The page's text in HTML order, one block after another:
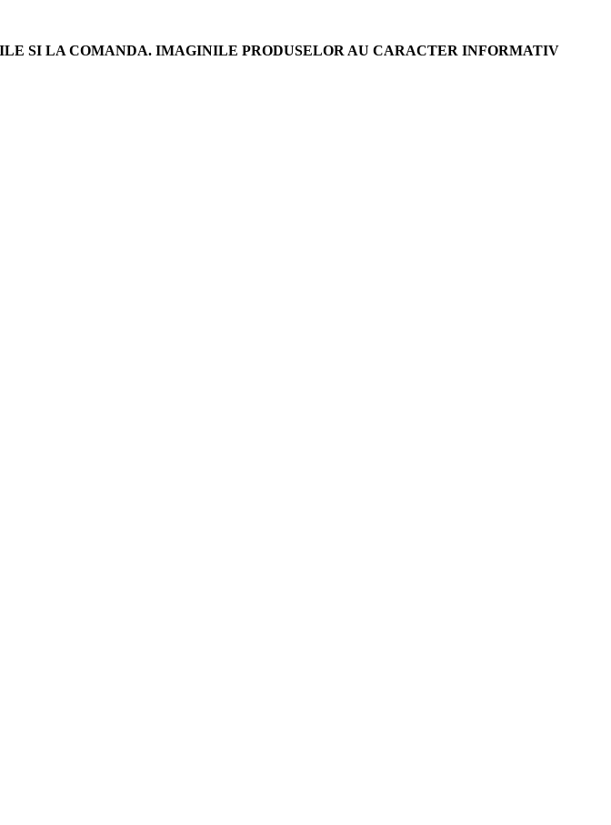
SI LA COMANDA. IMAGINILE PRODUSELOR AU CARACTER INFORMATIV